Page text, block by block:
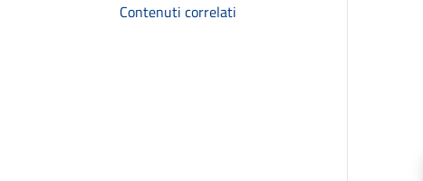
Contenuti correlati